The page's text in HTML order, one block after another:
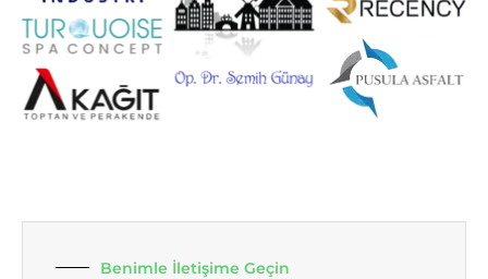
Benimle İletişime Geçin